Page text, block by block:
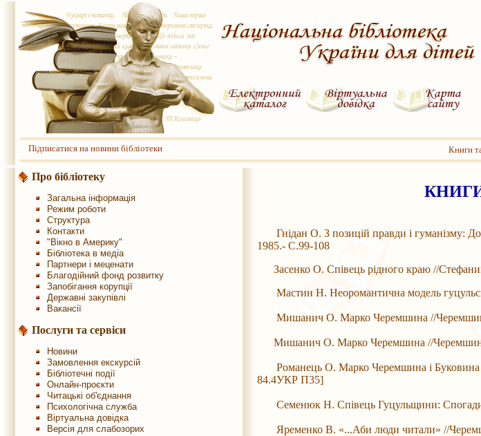
Підписатися на новини бібліотеки Книги
Про бібліотеку
Загальна інформація
Режим роботи
Структура
Контакти
"Вікно в Америку"
Бібліотека в медіа
Партнери і меценати
Благодійний фонд розвитку
Запобігання корупції
Державні закупівлі
Вакансії
Послуги та сервіси
Новини
Замовлення екскурсій
Бібліотечні події
Онлайн-проєкти
Читацькі об'єднання
Психологічна служба
Віртуальна довідка
Версія для слабозорих
Гнідан О. З позицій правди і гуманізму:
1985.- С.99-108
Засенко О. Співець рідного краю //
Мастин Н. Неоромантична модель
Мишанич О. Марко Черемшина //
Мишанич О. Марко Черемшина //
Романець О. Марко Черемшина і Буковина //
84.4УКР П35]
Семенюк Н. Співець Гуцульщини: Спогади
Яременко В. «...Аби люди читали» //